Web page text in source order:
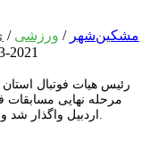
مشکین‌شهر / ورزشی /
2021-03-07
رئیس هیات فوتبال استان
مرحله نهایی مسابقات